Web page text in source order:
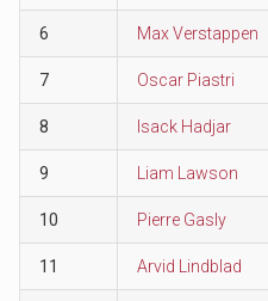
6 Max Verstappen
7 Oscar Piastri
8 Isack Hadjar
9 Liam Lawson
10 Pierre Gasly
11 Arvid Lindblad